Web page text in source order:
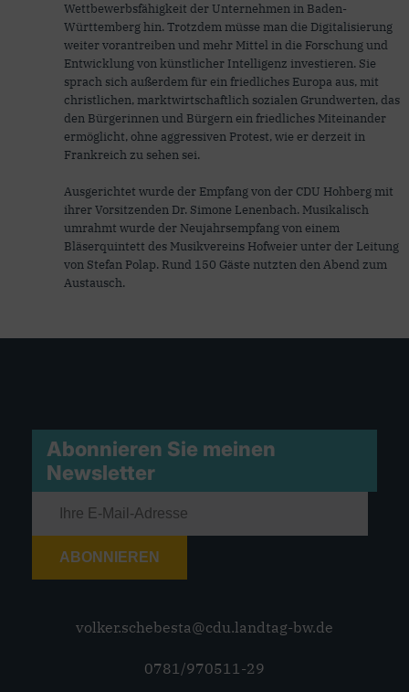
Wettbewerbsfähigkeit der Unternehmen in Baden-
Württemberg hin. Trotzdem müsse man die Digitalisierung
weiter vorantreiben und mehr Mittel in die Forschung und
Entwicklung von künstlicher Intelligenz investieren. Sie
sprach sich außerdem für ein friedliches Europa aus, mit
christlichen, marktwirtschaftlich sozialen Grundwerten, das
den Bürgerinnen und Bürgern ein friedliches Miteinander
ermöglicht, ohne aggressiven Protest, wie er derzeit in
Frankreich zu sehen sei.
Ausgerichtet wurde der Empfang von der CDU Hohberg mit
ihrer Vorsitzenden Dr. Simone Lenenbach. Musikalisch
umrahmt wurde der Neujahrsempfang von einem
Bläserquintett des Musikvereins Hofweier unter der Leitung
von Stefan Polap. Rund 150 Gäste nutzten den Abend zum
Austausch.
Abonnieren Sie meinen
Newsletter
ABONNIEREN
volker.schebesta@cdu.landtag-bw.de
0781/970511-29